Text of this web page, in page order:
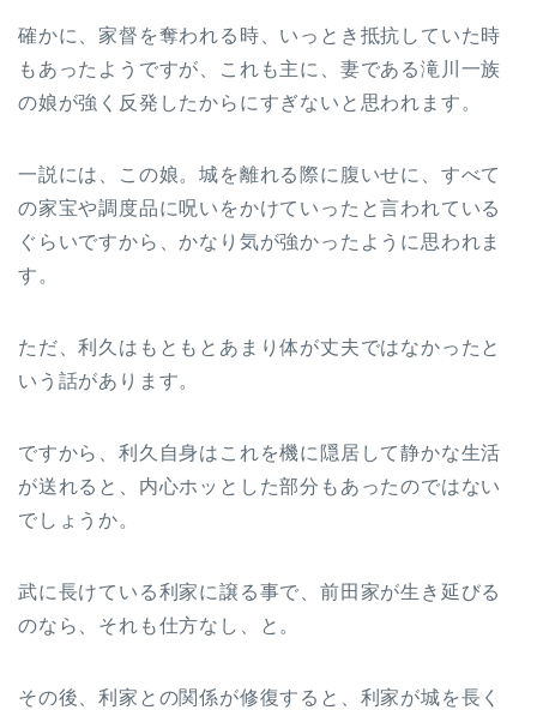
確かに、家督を奪われる時、いっとき抵抗していた時
もあったようですが、これも主に、妻である滝川一族
の娘が強く反発したからにすぎないと思われます。
一説には、この娘。城を離れる際に腹いせに、すべて
の家宝や調度品に呪いをかけていったと言われている
ぐらいですから、かなり気が強かったように思われま
す。
ただ、利久はもともとあまり体が丈夫ではなかったと
いう話があります。
ですから、利久自身はこれを機に隠居して静かな生活
が送れると、内心ホッとした部分もあったのではない
でしょうか。
武に長けている利家に譲る事で、前田家が生き延びる
のなら、それも仕方なし、と。
その後、利家との関係が修復すると、利家が城を長く